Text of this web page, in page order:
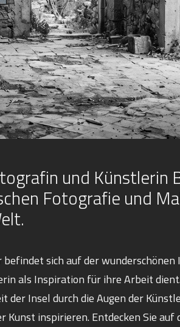
und Künstlerin
Fotografie und
sich auf der wunderschönen
als Inspiration für ihre Arbeit
der Insel durch die Augen der
Kunst inspirieren. Entdecken Sie auf